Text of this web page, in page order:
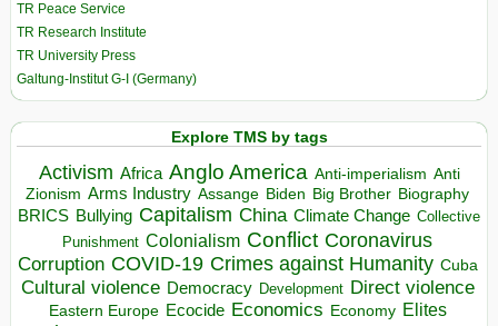
TR Peace Service
TR Research Institute
TR University Press
Galtung-Institut G-I (Germany)
Explore TMS by tags
Activism Africa Anglo America Anti-imperialism Anti
Zionism Arms Industry Assange Biden Big Brother Biography
BRICS Bullying Capitalism China Climate Change Collective
Punishment Colonialism Conflict Coronavirus
Corruption COVID-19 Crimes against Humanity Cuba
Cultural violence Democracy Development Direct violence
Eastern Europe Ecocide Economics Economy Elites